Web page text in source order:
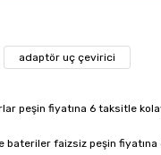
adaptör uç çevirici